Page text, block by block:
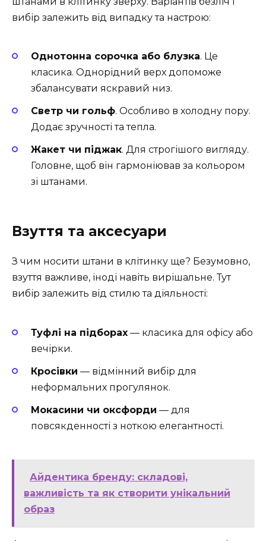
вибір залежить від випадку та настрою:
Однотонна сорочка або блузка. Це
класика. Однорідний верх допоможе
збалансувати яскравий низ.
Светр чи гольф. Особливо в холодну пору.
Додає зручності та тепла.
Жакет чи піджак. Для строгішого вигляду.
Головне, щоб він гармоніював за кольором
зі штанами.
Взуття та аксесуари
З чим носити штани в клітинку ще? Безумовно,
взуття важливе, іноді навіть вирішальне. Тут
вибір залежить від стилю та діяльності:
Туфлі на підборах — класика для офісу або
вечірки.
Кросівки — відмінний вибір для
неформальних прогулянок.
Мокасини чи оксфорди — для
повсякденності з ноткою елегантності.
Айдентика бренду: складові,
важливість та як створити унікальний
образ